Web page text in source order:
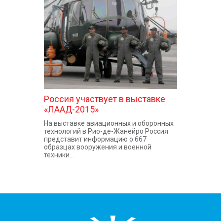
КОНТАКТЫ
Россия участвует в выставке
«ЛААД-2015»
На выставке авиационных и оборонных
технологий в Рио-де-Жанейро Россия
представит информацию о 667
образцах вооружения и военной
техники...